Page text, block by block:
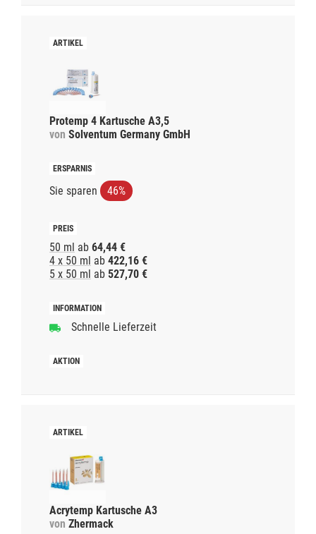
Protemp 4 Kartusche A3,5
von Solventum Germany GmbH
Sie sparen 46%
50 ml ab 64,44 €
4 x 50 ml ab 422,16 €
5 x 50 ml ab 527,70 €
Schnelle Lieferzeit
Acrytemp Kartusche A3
von Zhermack